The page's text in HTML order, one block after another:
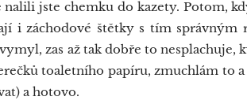
nalili jste chemku do kazety. Potom,
i záchodové štětky s tím
zas až tak dobře to
toaletního papíru, zmuchlám to
a hotovo.